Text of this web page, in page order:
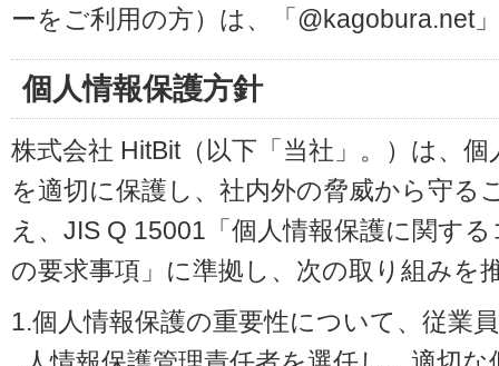
ーをご利用の方）は、「@kagobura.net
個人情報保護方針
株式会社 HitBit（以下「当社」。）は、
を適切に保護し、社内外の脅威から守る
え、JIS Q 15001「個人情報保護に関す
の要求事項」に準拠し、次の取り組みを
1.個人情報保護の重要性について、従業